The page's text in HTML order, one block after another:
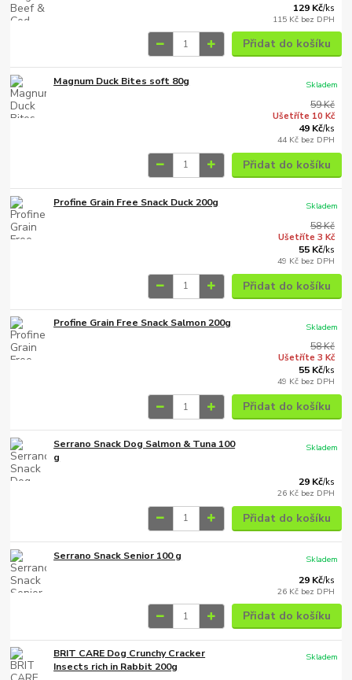
129 Kč/ks
115 Kč bez DPH
Přidat do košíku
Magnum Duck Bites soft 80g
59 Kč
Ušetříte 10 Kč
49 Kč/ks
44 Kč bez DPH
Skladem
Přidat do košíku
Profine Grain Free Snack Duck 200g
58 Kč
Ušetříte 3 Kč
55 Kč/ks
49 Kč bez DPH
Skladem
Přidat do košíku
Profine Grain Free Snack Salmon 200g
58 Kč
Ušetříte 3 Kč
55 Kč/ks
49 Kč bez DPH
Skladem
Přidat do košíku
Serrano Snack Dog Salmon & Tuna 100
g
29 Kč/ks
26 Kč bez DPH
Skladem
Přidat do košíku
Serrano Snack Senior 100 g
29 Kč/ks
26 Kč bez DPH
Skladem
Přidat do košíku
BRIT CARE Dog Crunchy Cracker
Insects rich in Rabbit 200g
Skladem